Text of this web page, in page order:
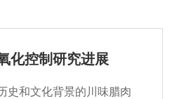
化控制研究进展
史和文化背景的川味腊肉